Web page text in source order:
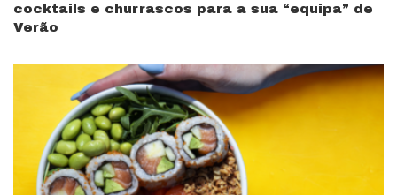
cocktails e churrascos para a sua “equipa” de
Verão